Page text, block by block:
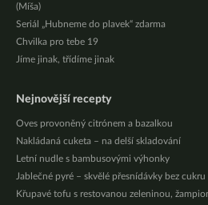
(Míša)
Seriál „Hubneme do plavek“ zdarma
Chvilka pro tebe 19
Jíme jinak, třídíme jinak
Nejnovější recepty
Oves provoněný citrónem a bazalkou
Nakládaná cuketa – na delší skladování
Letní nudle s bambusovými výhonky
Jablečné pyré – skvělé přesnídávky bez cukru
Křupavé tofu s restovanou zeleninou,